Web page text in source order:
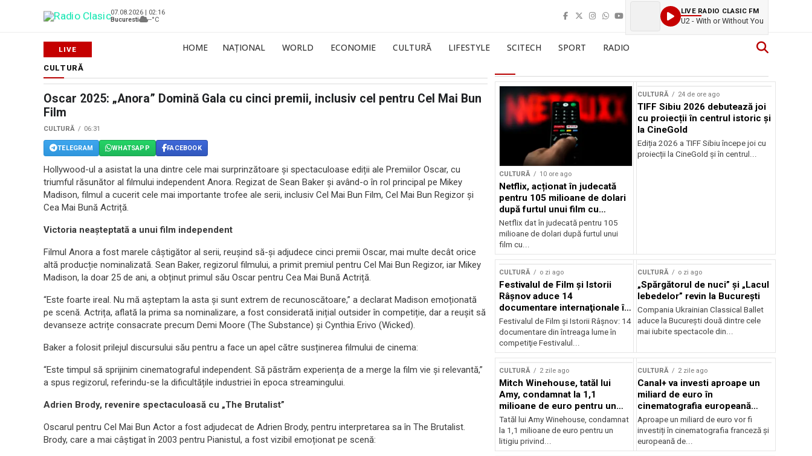
07.08.2026 | 02:16
Bucuresti
--°C
LIVE RADIO CLASIC FM
U2 - With or Without You
HOME NAȚIONAL WORLD ECONOMIE CULTURĂ LIFESTYLE SCITECH SPORT RADIO
CULTURĂ
Oscar 2025: „Anora” Domină Gala cu cinci premii, inclusiv cel pentru Cel Mai Bun
Film
CULTURĂ 06:31
TELEGRAM WHATSAPP FACEBOOK
Hollywood-ul a asistat la una dintre cele mai surprinzătoare și spectaculoase ediții ale Premiilor Oscar, cu
triumful răsunător al filmului independent Anora. Regizat de Sean Baker și având-o în rol principal pe Mikey
Madison, filmul a cucerit cele mai importante trofee ale serii, inclusiv Cel Mai Bun Film, Cel Mai Bun Regizor și
Cea Mai Bună Actriță.
Victoria neașteptată a unui film independent
Filmul Anora a fost marele câștigător al serii, reușind să-și adjudece cinci premii Oscar, mai multe decât orice
altă producție nominalizată. Sean Baker, regizorul filmului, a primit premiul pentru Cel Mai Bun Regizor, iar Mikey
Madison, la doar 25 de ani, a obținut primul său Oscar pentru Cea Mai Bună Actriță.
“Este foarte ireal. Nu mă așteptam la asta și sunt extrem de recunoscătoare,” a declarat Madison emoționată
pe scenă. Actrița, aflată la prima sa nominalizare, a fost considerată inițial outsider în competiție, dar a reușit să
devanseze actrițe consacrate precum Demi Moore (The Substance) și Cynthia Erivo (Wicked).
Baker a folosit prilejul discursului său pentru a face un apel către susținerea filmului de cinema:
“Este timpul să sprijinim cinematograful independent. Să păstrăm experiența de a merge la film vie și relevantă,”
a spus regizorul, referindu-se la dificultățile industriei în epoca streamingului.
Adrien Brody, revenire spectaculoasă cu „The Brutalist”
Oscarul pentru Cel Mai Bun Actor a fost adjudecat de Adrien Brody, pentru interpretarea sa în The Brutalist.
Brody, care a mai câștigat în 2003 pentru Pianistul, a fost vizibil emoționat pe scenă:
CULTURĂ 10 ore ago
Netflix, acționat în judecată
pentru 105 milioane de dolari
după furtul unui film cu
Nicolas Cage
Netflix dat în judecată pentru 105
milioane de dolari după furtul unui
film cu...
CULTURĂ 24 de ore ago
TIFF Sibiu 2026 debutează joi
cu proiecții în centrul istoric și
la CineGold
Ediția 2026 a TIFF Sibiu începe joi cu
proiecții la CineGold și în centrul...
CULTURĂ o zi ago
Festivalul de Film şi Istorii
Râşnov aduce 14
documentare internaţionale în
premieră
Festivalul de Film şi Istorii Râşnov: 14
documentare din întreaga lume în
competiţie Festivalul...
CULTURĂ o zi ago
„Spărgătorul de nuci” și „Lacul
lebedelor” revin la București
Compania Ukrainian Classical Ballet
aduce la București două dintre cele
mai iubite spectacole din...
CULTURĂ 2 zile ago
Mitch Winehouse, tatăl lui
Amy, condamnat la 1,1
milioane de euro pentru un
litigiu pierdut
Tatăl lui Amy Winehouse, condamnat
la 1,1 milioane de euro pentru un
litigiu privind...
CULTURĂ 2 zile ago
Canal+ va investi aproape un
miliard de euro în
cinematografia europeană
până în 2032
Aproape un miliard de euro vor fi
investiți în cinematografia franceză și
europeană de...